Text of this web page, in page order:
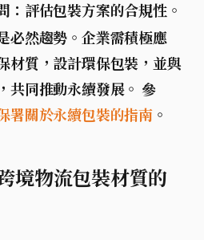
：評估包裝方案的合規性。
必然趨勢。企業需積極應
材質，設計環保包裝，並與
共同推動永續發展。 參
署關於永續包裝的指南 。
境物流包裝材質的